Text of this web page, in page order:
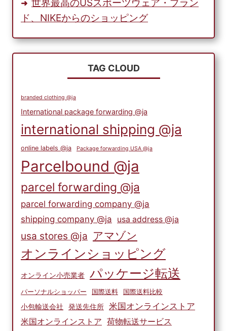
世界最高のUSスポーツウェア・ブラン
ド、NIKEからのショッピング
TAG CLOUD
branded clothing @ja
International package forwarding @ja
international shipping @ja
online labels @ja Package forwarding USA @ja
Parcelbound @ja
parcel forwarding @ja
parcel forwarding company @ja
shipping company @ja
usa address @ja
usa stores @ja アマゾン
オンラインショッピング
オンライン小売業者 パッケージ転送
パーソナルショッパー 国際送料 国際送料比較
小包輸送会社 発送先住所 米国オンラインストア
米国オンラインストア 荷物転送サービス